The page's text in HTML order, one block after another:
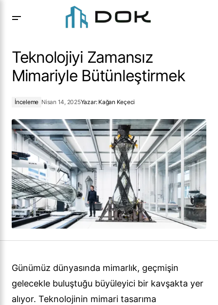
Teknolojiyi Zamansız
Mimariyle Bütünleştirmek
İnceleme Nisan 14, 2025Yazar: Kağan Keçeci
Günümüz dünyasında mimarlık, geçmişin
gelecekle buluştuğu büyüleyici bir kavşakta yer
alıyor. Teknolojinin mimari tasarıma